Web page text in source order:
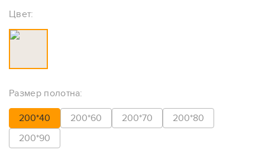
Цвет:
Размер полотна:
200*40 200*60 200*70
200*80
200*90